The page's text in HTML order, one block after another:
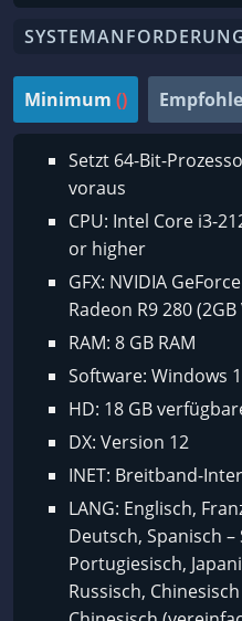
Minimum ()
Setzt 64-Bit-
voraus
CPU: Intel Core i3-
or higher
GFX: NVIDIA
Radeon R9 280
RAM: 8 GB RAM
Software: Windows
HD: 18 GB
DX: Version 12
INET: Breitband-
LANG: Englisch,
Deutsch, Spanisch
Portugiesisch,
Russisch,